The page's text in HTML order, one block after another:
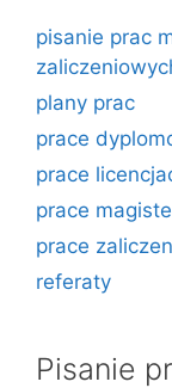
pisanie prac
plany prac
prace
prace
prace
prace
referaty
Pisanie